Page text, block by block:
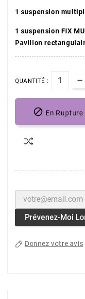
1 suspension
1 suspension FIX
Pavillon
QUANTITÉ :
 En Rupture
Prévenez-Moi
Donnez votre avis